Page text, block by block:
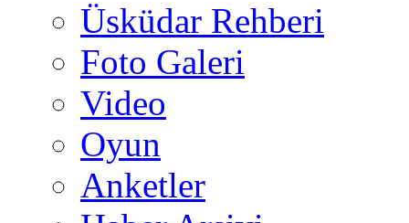
Üsküdar Rehberi
Foto Galeri
Video
Oyun
Anketler